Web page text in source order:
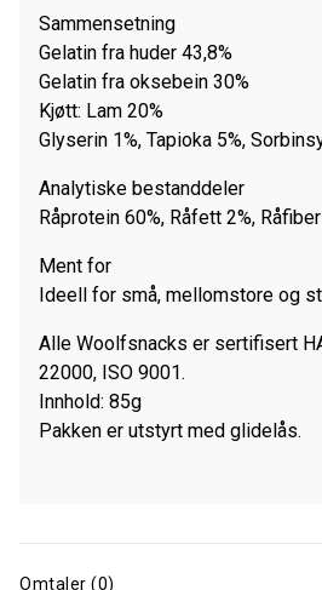
Sammensetning
Gelatin fra huder 43,8%
Gelatin fra oksebein 30%
Kjøtt: Lam 20%
Glyserin 1%, Tapioka 5%,
Analytiske bestanddeler
Råprotein 60%, Råfett 2%,
Ment for
Ideell for små, mellomstore og
Alle Woolfsnacks er sertifisert
22000, ISO 9001.
Innhold: 85g
Pakken er utstyrt med glidelås.
Omtaler (0)